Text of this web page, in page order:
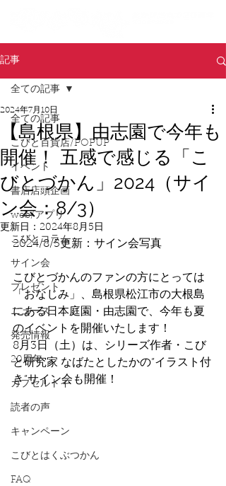
記事
全ての記事
こびと百貨店/POPUP
イベント
書店店頭企画
web/アプリ
こびとコラム
サイン会
プレゼント
ニュース
発売情報
20周年
カプセルトイ
読者の声
キャンペーン
こびとはくぶつかん
FAQ
全ての記事
【島根県】由志園で今年も
開催！ 五感で感じる「こ
びとづかん」2024（サイ
ン会：8/3）
2024年7月10日
更新日： 2024年8月5日
2024/8/5更新：サイン会写真
こびとづかんのファンの方にとっては
「おなじみ」、島根県松江市の大根島
にある日本庭園・由志園で、今年も夏
のイベントを開催いたします！
8月3日（土）は、シリーズ作者・こび
と研究家 なばたとしたかの”イラスト付
き”サイン会も開催！